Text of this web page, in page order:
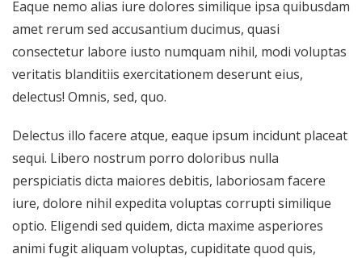
Eaque nemo alias iure dolores similique ipsa quibusdam
amet rerum sed accusantium ducimus, quasi
consectetur labore iusto numquam nihil, modi voluptas
veritatis blanditiis exercitationem deserunt eius,
delectus! Omnis, sed, quo.
Delectus illo facere atque, eaque ipsum incidunt placeat
sequi. Libero nostrum porro doloribus nulla
perspiciatis dicta maiores debitis, laboriosam facere
iure, dolore nihil expedita voluptas corrupti similique
optio. Eligendi sed quidem, dicta maxime asperiores
animi fugit aliquam voluptas, cupiditate quod quis,